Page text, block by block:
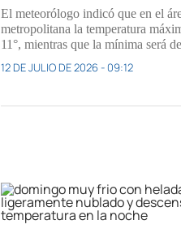
El meteorólogo indicó que en el
metropolitana la temperatura
11°, mientras que la mínima será
12 DE JULIO DE 2026 - 09:12